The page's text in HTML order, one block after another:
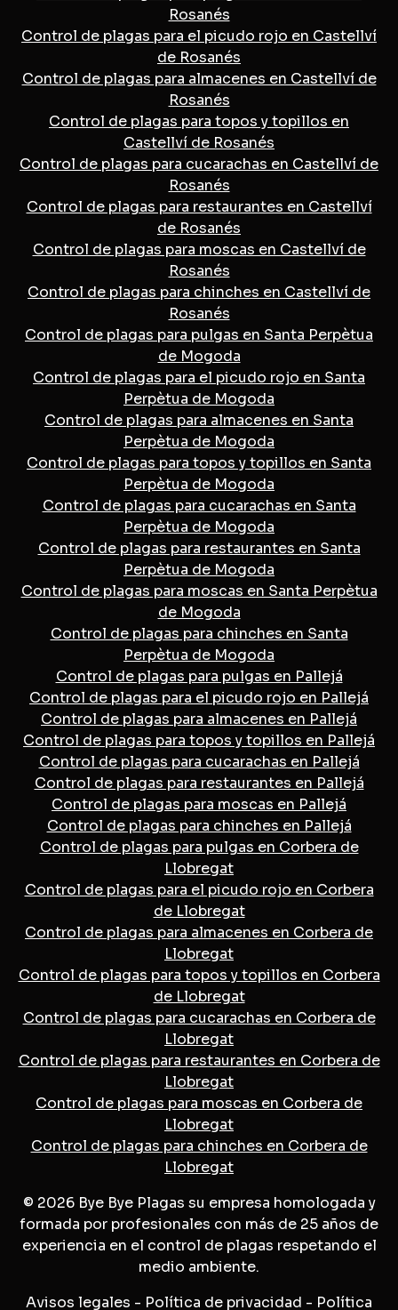
Rosanés
Control de plagas para el picudo rojo en Castellví
de Rosanés
Control de plagas para almacenes en Castellví de
Rosanés
Control de plagas para topos y topillos en
Castellví de Rosanés
Control de plagas para cucarachas en Castellví de
Rosanés
Control de plagas para restaurantes en Castellví
de Rosanés
Control de plagas para moscas en Castellví de
Rosanés
Control de plagas para chinches en Castellví de
Rosanés
Control de plagas para pulgas en Santa Perpètua
de Mogoda
Control de plagas para el picudo rojo en Santa
Perpètua de Mogoda
Control de plagas para almacenes en Santa
Perpètua de Mogoda
Control de plagas para topos y topillos en Santa
Perpètua de Mogoda
Control de plagas para cucarachas en Santa
Perpètua de Mogoda
Control de plagas para restaurantes en Santa
Perpètua de Mogoda
Control de plagas para moscas en Santa Perpètua
de Mogoda
Control de plagas para chinches en Santa
Perpètua de Mogoda
Control de plagas para pulgas en Pallejá
Control de plagas para el picudo rojo en Pallejá
Control de plagas para almacenes en Pallejá
Control de plagas para topos y topillos en Pallejá
Control de plagas para cucarachas en Pallejá
Control de plagas para restaurantes en Pallejá
Control de plagas para moscas en Pallejá
Control de plagas para chinches en Pallejá
Control de plagas para pulgas en Corbera de
Llobregat
Control de plagas para el picudo rojo en Corbera
de Llobregat
Control de plagas para almacenes en Corbera de
Llobregat
Control de plagas para topos y topillos en Corbera
de Llobregat
Control de plagas para cucarachas en Corbera de
Llobregat
Control de plagas para restaurantes en Corbera de
Llobregat
Control de plagas para moscas en Corbera de
Llobregat
Control de plagas para chinches en Corbera de
Llobregat
© 2026 Bye Bye Plagas su empresa homologada y
formada por profesionales con más de 25 años de
experiencia en el control de plagas respetando el
medio ambiente.
Avisos legales - Política de privacidad - Política